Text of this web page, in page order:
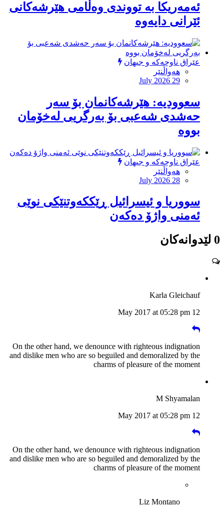
ئەمەریکا بە تووندی وەڵامی هێرشەکانی
ئێرانی دایەوە
عێراق ناوچەکە و جیهان
هەواڵنێر
July 2026 29
‏سعوودیە: هێرشەكانمان بۆ سەر
حەشدی شەعبی بۆ بەرگریی لەخۆمان
بووە
عێراق ناوچەکە و جیهان
هەواڵنێر
July 2026 28
سووریا و ئیسرائیل ڕێککەوتنێکی نوێی
ئەمنی واژۆ دەکەن
0 لێدوانەکان
Karla Gleichauf
12 May 2017 at 05:28 pm
On the other hand, we denounce with righteous indignation
and dislike men who are so beguiled and demoralized by the
charms of pleasure of the moment
M Shyamalan
12 May 2017 at 05:28 pm
On the other hand, we denounce with righteous indignation
and dislike men who are so beguiled and demoralized by the
charms of pleasure of the moment
Liz Montano